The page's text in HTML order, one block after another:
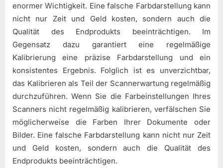
enormer Wichtigkeit. Eine falsche Farbdarstellung kann
nicht nur Zeit und Geld kosten, sondern auch die
Qualität des Endprodukts beeinträchtigen. Im
Gegensatz dazu garantiert eine regelmäßige
Kalibrierung eine präzise Farbdarstellung und ein
konsistentes Ergebnis. Folglich ist es unverzichtbar,
das Kalibrieren als Teil der Scannerwartung regelmäßig
durchzuführen. Wenn Sie die Farbeinstellungen Ihres
Scanners nicht regelmäßig kalibrieren, verfälschen Sie
möglicherweise die Farben Ihrer Dokumente oder
Bilder. Eine falsche Farbdarstellung kann nicht nur Zeit
und Geld kosten, sondern auch die Qualität des
Endprodukts beeinträchtigen.